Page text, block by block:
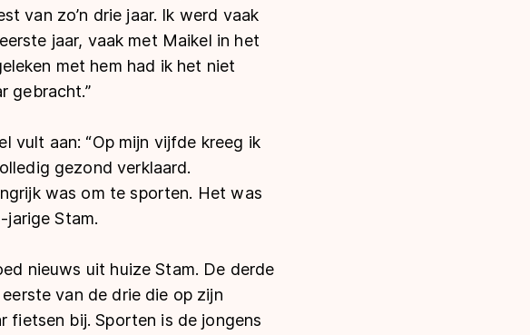
van zo’n drie jaar. Ik werd vaak
jaar, vaak met Maikel in het
met hem had ik het niet
gebracht.”
vult aan: “Op mijn vijfde kreeg ik
gezond verklaard.
was om te sporten. Het was
jarige Stam.
nieuws uit huize Stam. De derde
van de drie die op zijn
fietsen bij. Sporten is de jongens